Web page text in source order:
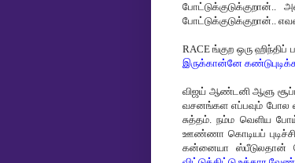
RACE ங்குற ஒரு
இருக்கான்னே
விஜய் ஆண்டனி ஆளு
வசனங்கள எப்பவும் போல
சுத்தம். நம்ம வெளிய
ஊண்ணா கொடியப்
கன்னையா ஸ்பீடுலதான்